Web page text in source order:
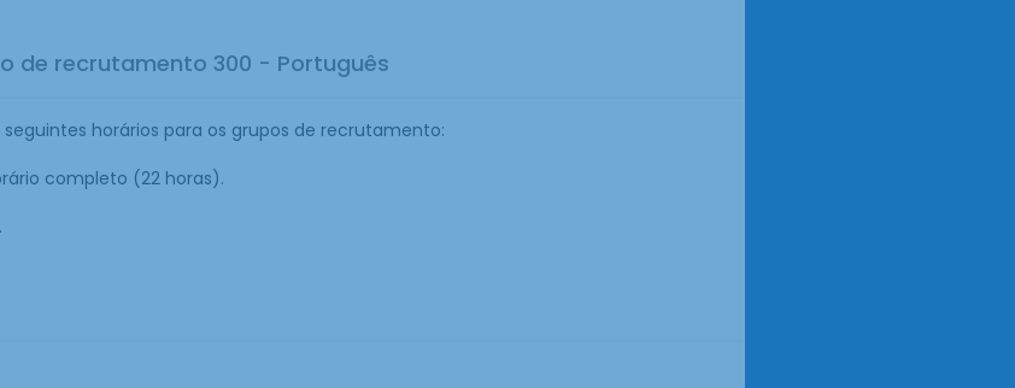
de recrutamento 300 - Português
horários para os grupos de recrutamento:
completo (22 horas).
.